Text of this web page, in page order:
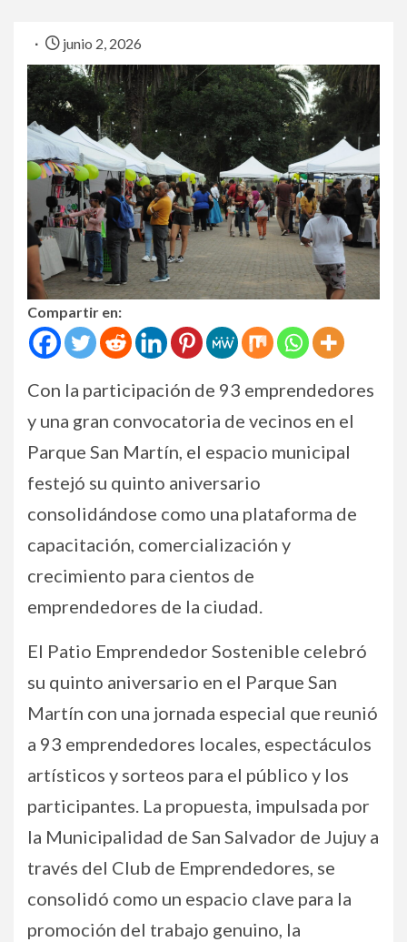
junio 2, 2026
Compartir en:
Con la participación de 93 emprendedores
y una gran convocatoria de vecinos en el
Parque San Martín, el espacio municipal
festejó su quinto aniversario
consolidándose como una plataforma de
capacitación, comercialización y
crecimiento para cientos de
emprendedores de la ciudad.
El Patio Emprendedor Sostenible celebró
su quinto aniversario en el Parque San
Martín con una jornada especial que reunió
a 93 emprendedores locales, espectáculos
artísticos y sorteos para el público y los
participantes. La propuesta, impulsada por
la Municipalidad de San Salvador de Jujuy a
través del Club de Emprendedores, se
consolidó como un espacio clave para la
promoción del trabajo genuino, la